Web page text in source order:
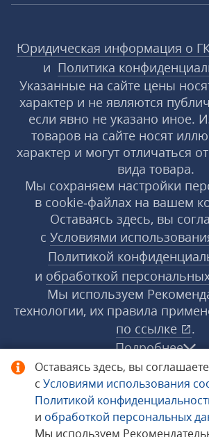
Оставаясь здесь, вы
с Условиями использования
Политикой
и обработкой персональных
Мы используем
Юридическая информация о ГК
и Политика
Указанные на сайте цены
характер и не являются
если явно не указано иное.
товаров на сайте носят
характер и могут отличаться
вида товара.
Мы сохраняем настройки
в cookie‑файлах на вашем
Оставаясь здесь, вы
с Условиями
Политикой
и обработкой
Мы используем
технологии, их правила
по ссылке
.
Подробнее
© 1998−2026 «1С‑Рарус» ®.
защищены.